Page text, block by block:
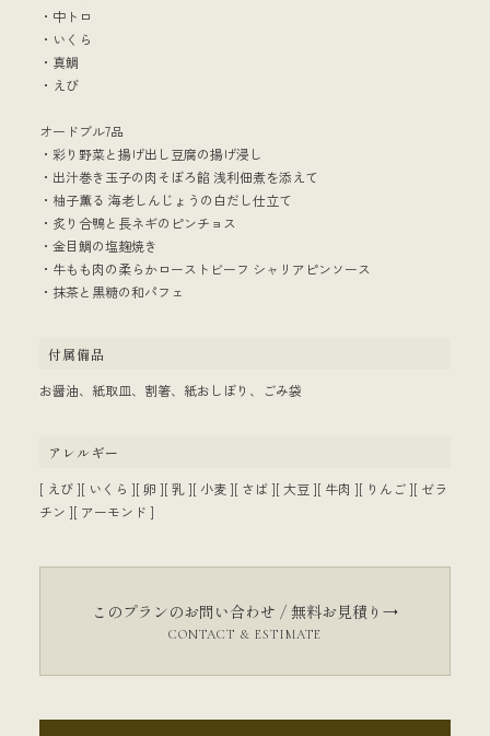
・中トロ
・いくら
・真鯛
・えび
オードブル7品
・彩り野菜と揚げ出し豆腐の揚げ浸し
・出汁巻き玉子の肉そぼろ餡 浅利佃煮を添えて
・柚子薫る 海老しんじょうの白だし仕立て
・炙り合鴨と長ネギのピンチョス
・金目鯛の塩麹焼き
・牛もも肉の柔らかローストビーフ シャリアピンソース
・抹茶と黒糖の和パフェ
付属備品
お醤油、紙取皿、割箸、紙おしぼり、ごみ袋
アレルギー
[ えび ][ いくら ][ 卵 ][ 乳 ][ 小麦 ][ さば ][ 大豆 ][ 牛肉 ][ りんご ][ ゼラ
チン ][ アーモンド ]
このプランのお問い合わせ / 無料お見積り→
CONTACT & ESTIMATE